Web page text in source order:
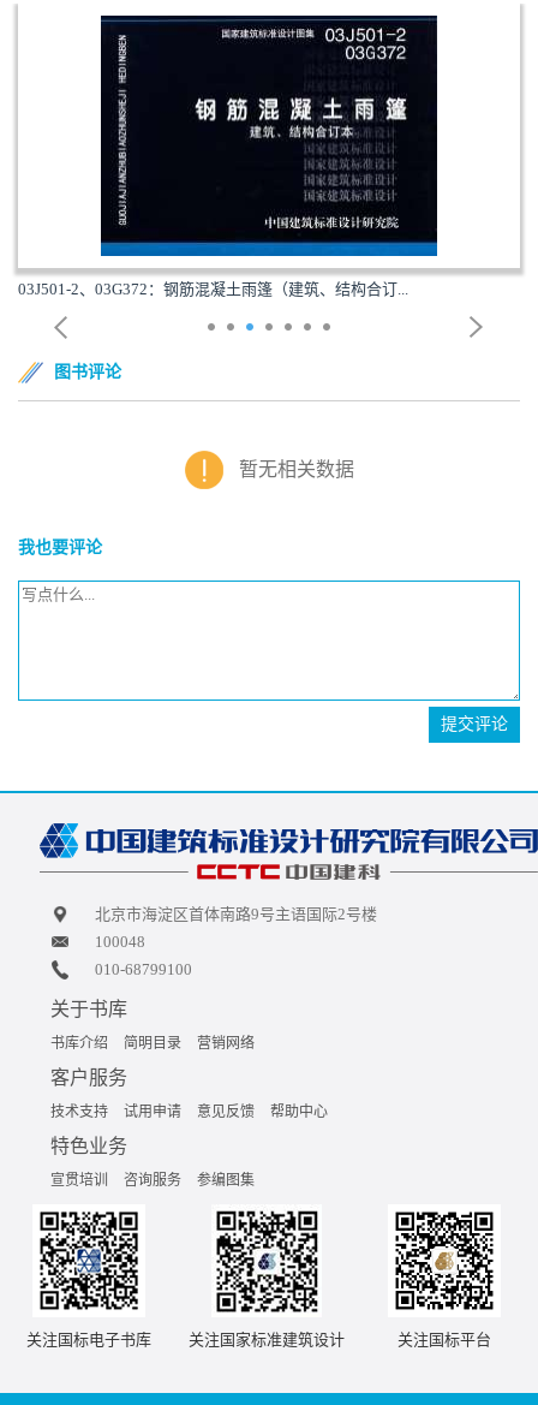
03J501-2、03G372：钢筋混凝土雨篷（建筑、结构合订...
图书评论
暂无相关数据
我也要评论
提交评论
北京市海淀区首体南路9号主语国际2号楼
100048
010-68799100
关于书库
书库介绍 简明目录 营销网络
客户服务
技术支持 试用申请 意见反馈 帮助中心
特色业务
宣贯培训 咨询服务 参编图集
关注国标电子书库 关注国家标准建筑设计 关注国标平台